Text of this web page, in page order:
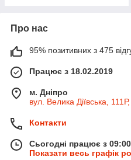
Про нас
95% позитивних з 475
Працює з 18.02.2019
м. Дніпро
вул. Велика Діївська,
Контакти
Сьогодні працює з
Показати весь графік